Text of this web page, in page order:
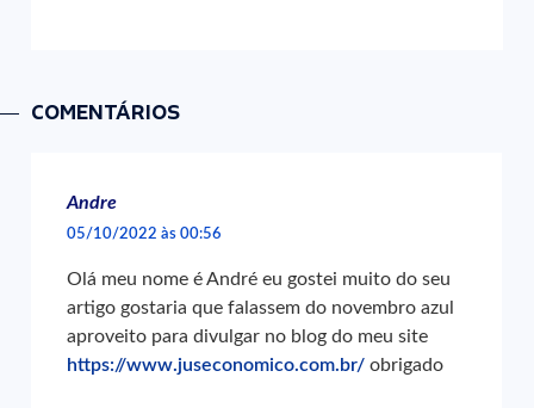
COMENTÁRIOS
Andre
05/10/2022 às 00:56
Olá meu nome é André eu gostei muito do seu
artigo gostaria que falassem do novembro azul
aproveito para divulgar no blog do meu site
https://www.juseconomico.com.br/ obrigado